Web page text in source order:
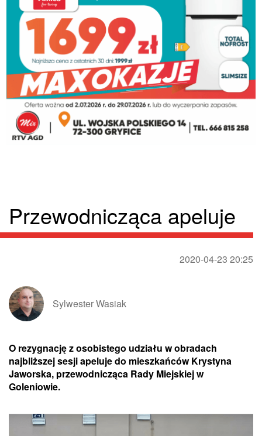
Przewodnicząca apeluje
2020-04-23 20:25
Sylwester Wasiak
O rezygnację z osobistego udziału w obradach
najbliższej sesji apeluje do mieszkańców Krystyna
Jaworska, przewodnicząca Rady Miejskiej w
Goleniowie.